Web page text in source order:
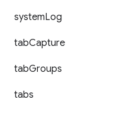
systemLog
tabCapture
tabGroups
tabs